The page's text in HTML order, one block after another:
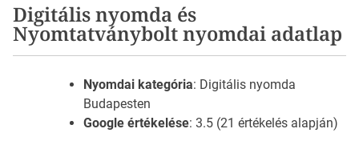
Digitális nyomda és
Nyomtatványbolt nyomdai adatlap
Nyomdai kategória: Digitális nyomda
Budapesten
Google értékelése: 3.5 (21 értékelés alapján)